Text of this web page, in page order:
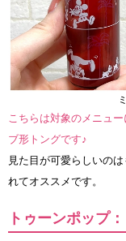
こちらは対象のメニュ
ブ形トングです♪
見た目が可愛らしいの
れてオススメです。
トゥーンポップ